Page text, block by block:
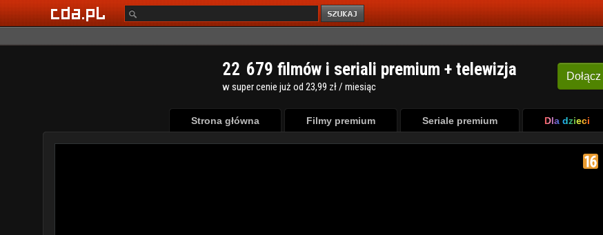
Dołącz
22 679 filmów i seriali premium + telewizja
w super cenie już od 23,99 zł / miesiąc
Strona główna Filmy premium Seriale premium Dla dzieci